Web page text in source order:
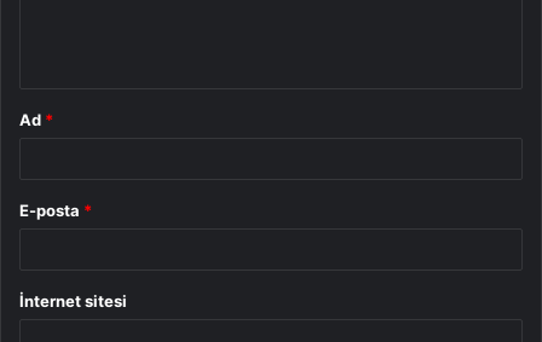
Ad *
E-posta *
İnternet sitesi